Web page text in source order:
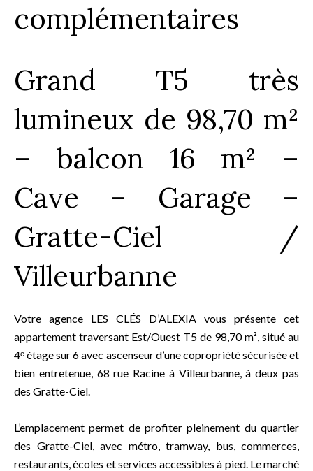
complémentaires
Grand T5 très
lumineux de 98,70 m²
– balcon 16 m² –
Cave – Garage –
Gratte-Ciel /
Villeurbanne
Votre agence LES CLÉS D’ALEXIA vous présente cet
appartement traversant Est/Ouest T5 de 98,70 m², situé au
4ᵉ étage sur 6 avec ascenseur d’une copropriété sécurisée et
bien entretenue, 68 rue Racine à Villeurbanne, à deux pas
des Gratte-Ciel.
L’emplacement permet de profiter pleinement du quartier
des Gratte-Ciel, avec métro, tramway, bus, commerces,
restaurants, écoles et services accessibles à pied. Le marché